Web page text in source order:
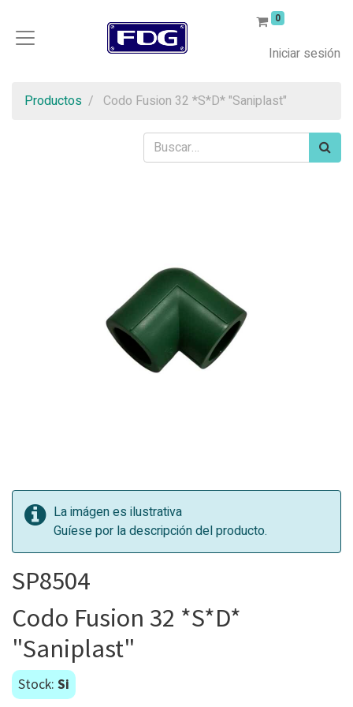
0
Iniciar sesión
Productos Codo Fusion 32 *S*D* "Saniplast"
La imágen es ilustrativa
Guíese por la descripción del producto.
SP8504
Codo Fusion 32 *S*D*
"Saniplast"
Stock: Si